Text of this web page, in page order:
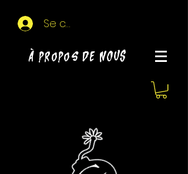
Se connecter
À propos de NOUS